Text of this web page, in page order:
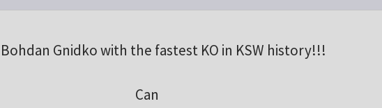
Gnidko with the fastest KO in KSW history!!!
Can